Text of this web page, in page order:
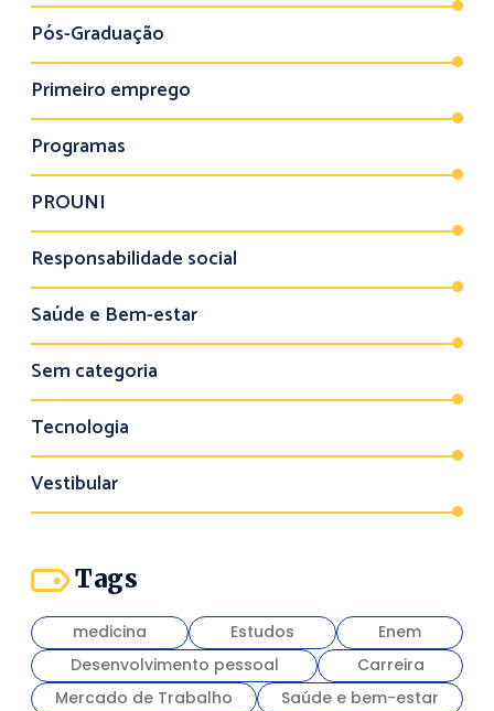
Pós-Graduação
Primeiro emprego
Programas
PROUNI
Responsabilidade social
Saúde e Bem-estar
Sem categoria
Tecnologia
Vestibular
Tags
medicina Estudos
Enem
Desenvolvimento pessoal
Carreira
Mercado de Trabalho
Saúde e bem-estar